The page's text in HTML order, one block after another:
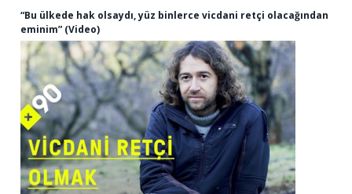
“Bu ülkede hak olsaydı, yüz binlerce vicdani retçi olacağından
eminim” (Video)